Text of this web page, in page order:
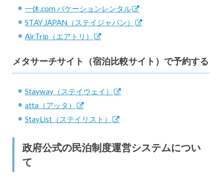
一休.com バケーションレンタル
STAY JAPAN（ステイジャパン）
AirTrip（エアトリ）
メタサーチサイト（宿泊比較サイト）で予約する
Stayway（ステイウェイ）
atta（アッタ）
StayList（ステイリスト）
政府公式の民泊制度運営システムについ
て